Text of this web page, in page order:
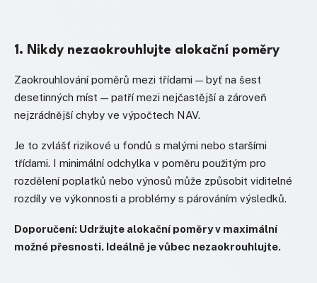
1. Nikdy nezaokrouhlujte alokační poměry
Zaokrouhlování poměrů mezi třídami — byť na šest
desetinných míst — patří mezi nejčastější a zároveň
nejzrádnější chyby ve výpočtech NAV.
Je to zvlášť rizikové u fondů s malými nebo staršími
třídami. I minimální odchylka v poměru použitým pro
rozdělení poplatků nebo výnosů může způsobit viditelné
rozdíly ve výkonnosti a problémy s párováním výsledků.
Doporučení: Udržujte alokační poměry v maximální
možné přesnosti. Ideálně je vůbec nezaokrouhlujte.